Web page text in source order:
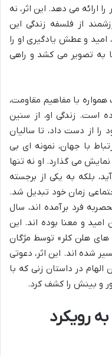
ارائه می دهد. این اثر، نه
از فلسفه زندگی این
امید و عطش یادگیری او را
به تصویر می کشد و راهی
با مفاهیم مقاومت،
است. زندگی او، از سنین
را از دست داد، تا سالیان
با جهان، نمونه ای بی
می گذارد. او نه تنها
بلکه به یکی از برجسته
زمان خود تبدیل شد.
فرد برآمده اند، سال
و معنا بوده اند. این
های هلن کلر» توسط مژگان
شده اند. این اثر، دعوتی
در داستان زنی که با
و بینش را کشف کرد.
رویکرد